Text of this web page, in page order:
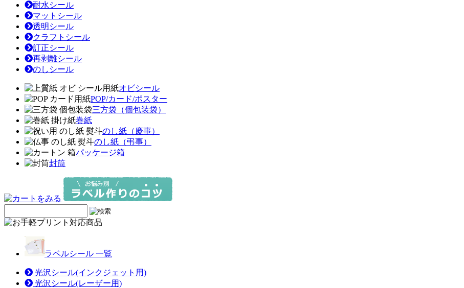
耐水シール
マットシール
透明シール
クラフトシール
訂正シール
再剥離シール
のしシール
オビシール
POP/カード/ポスター
三方袋（個包装袋）
巻紙
のし紙（慶事）
のし紙（弔事）
パッケージ箱
封筒
ラベルシール 一覧
光沢シール(インクジェット用)
光沢シール(レーザー用)